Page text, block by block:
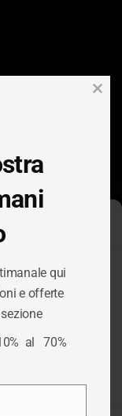
tecnologie come i
del
permetterà di
o ID unici
E
qui
e offerte
al 70%